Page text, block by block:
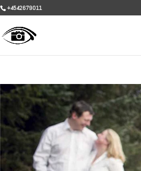
+4542679011